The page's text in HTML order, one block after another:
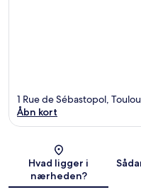
1 Rue de Sébastopol,
Åbn kort
Hvad ligger i
nærheden?